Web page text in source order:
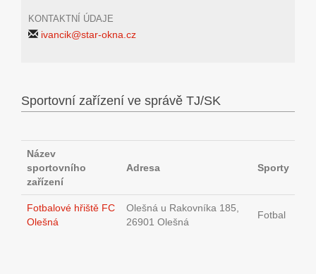
KONTAKTNÍ ÚDAJE
ivancik@star-okna.cz
Sportovní zařízení ve správě TJ/SK
Název
sportovního
zařízení
Adresa Sporty
Fotbalové hřiště FC
Olešná
Olešná u Rakovníka 185,
26901 Olešná
Fotbal